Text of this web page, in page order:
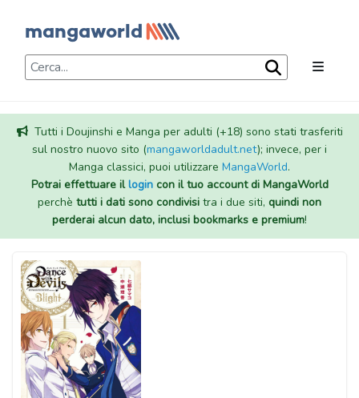
Tutti i Doujinshi e Manga per adulti (+18) sono stati trasferiti
sul nostro nuovo sito (mangaworldadult.net); invece, per i
Manga classici, puoi utilizzare MangaWorld.
Potrai effettuare illogincon il tuo account di MangaWorld
perchè tutti i dati sono condivisi tra i due siti, quindi non
perderai alcun dato, inclusi bookmarks e premium!